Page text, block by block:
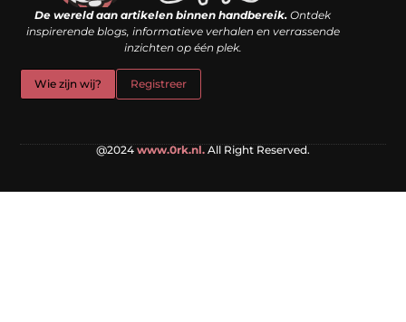
De wereld aan artikelen binnen handbereik. Ontdek
inspirerende blogs, informatieve verhalen en verrassende
inzichten op één plek.
Wie zijn wij? Registreer
@2024 www.0rk.nl. All Right Reserved.